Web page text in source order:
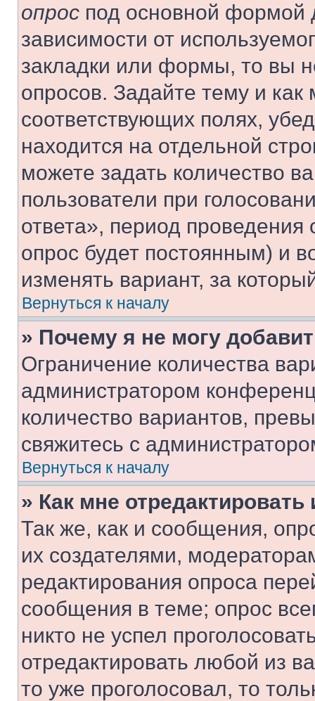
опрос под основной формой
зависимости от
закладки или формы, то вы
опросов. Задайте тему и
соответствующих полях,
находится на отдельной
можете задать количество
пользователи при
ответа», период проведения
опрос будет постоянным) и
изменять вариант, за
Вернуться к началу
» Почему я не могу
Ограничение количества
администратором
количество вариантов,
свяжитесь с
Вернуться к началу
» Как мне
Так же, как и сообщения,
их создателями,
редактирования опроса
сообщения в теме; опрос
никто не успел
отредактировать любой из
то уже проголосовал, то